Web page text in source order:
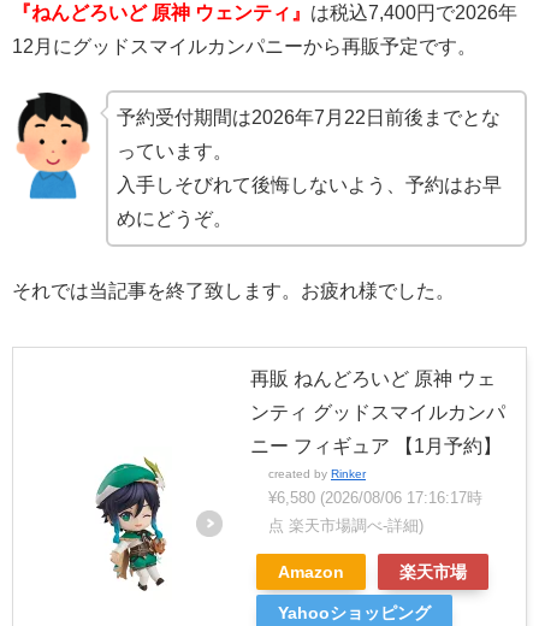
『ねんどろいど 原神 ウェンティ』 は税込7,400円で2026年
12月にグッドスマイルカンパニーから再販予定です。
予約受付期間は2026年7月22日前後までとな
っています。
入手しそびれて後悔しないよう、予約はお早
めにどうぞ。
それでは当記事を終了致します。お疲れ様でした。
再販 ねんどろいど 原神 ウェ
ンティ グッドスマイルカンパ
ニー フィギュア 【1月予約】
created by Rinker
¥6,580 (2026/08/06 17:16:17時
点 楽天市場調べ-詳細)
Amazon 楽天市場
Yahooショッピング